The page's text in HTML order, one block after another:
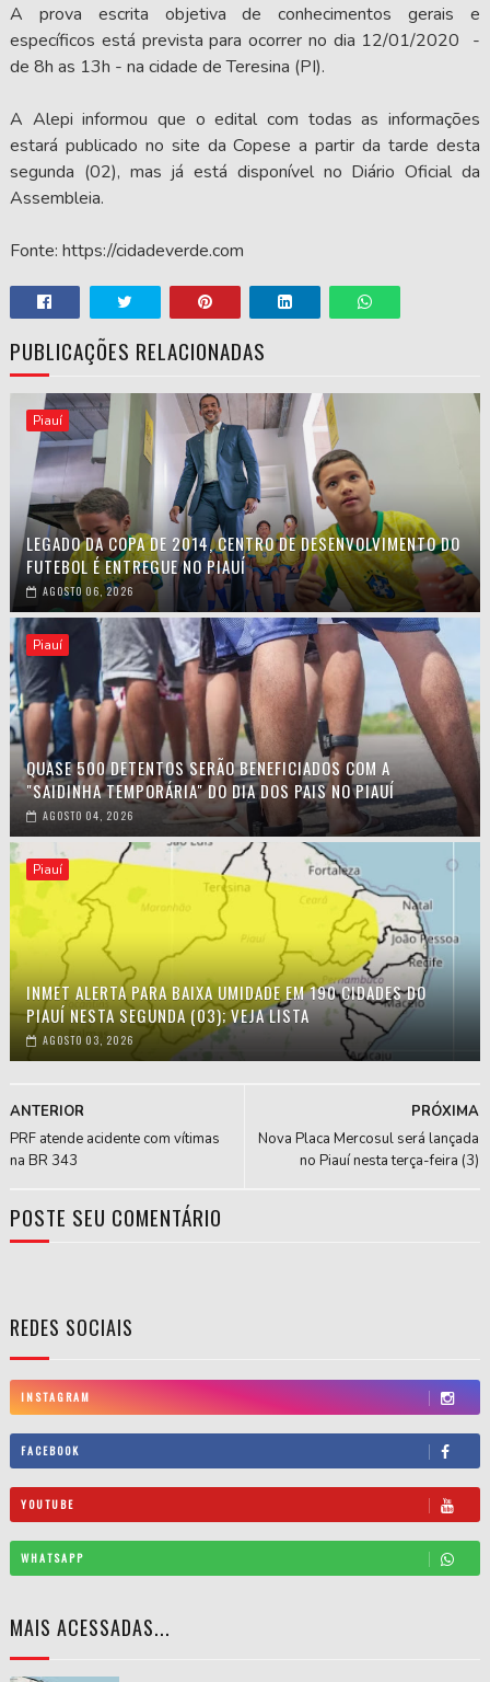
A prova escrita objetiva de conhecimentos gerais e
específicos está prevista para ocorrer no dia 12/01/2020 -
de 8h as 13h - na cidade de Teresina (PI).
A Alepi informou que o edital com todas as informações
estará publicado no site da Copese a partir da tarde desta
segunda (02), mas já está disponível no Diário Oficial da
Assembleia.
Fonte: https://cidadeverde.com
PUBLICAÇÕES RELACIONADAS
Piauí
LEGADO DA COPA DE 2014, CENTRO DE DESENVOLVIMENTO DO
FUTEBOL É ENTREGUE NO PIAUÍ
AGOSTO 06, 2026
Piauí
QUASE 500 DETENTOS SERÃO BENEFICIADOS COM A
"SAIDINHA TEMPORÁRIA" DO DIA DOS PAIS NO PIAUÍ
AGOSTO 04, 2026
Piauí
INMET ALERTA PARA BAIXA UMIDADE EM 190 CIDADES DO
PIAUÍ NESTA SEGUNDA (03); VEJA LISTA
AGOSTO 03, 2026
PRÓXIMA
Nova Placa Mercosul será lançada
no Piauí nesta terça-feira (3)
ANTERIOR
PRF atende acidente com vítimas
na BR 343
POSTE SEU COMENTÁRIO
REDES SOCIAIS
INSTAGRAM
FACEBOOK
YOUTUBE
WHATSAPP
MAIS ACESSADAS...